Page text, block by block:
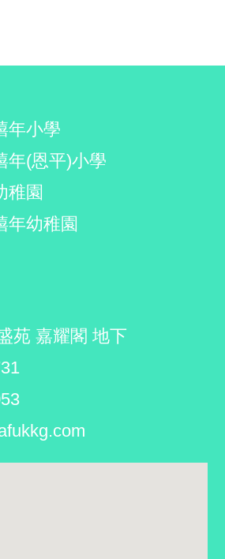
年小學
年(恩平)小學
稚園
年幼稚園
苑 嘉耀閣 地下